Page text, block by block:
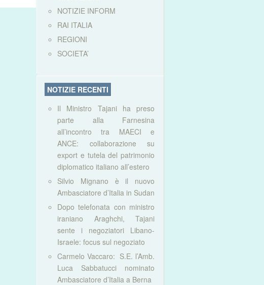
NOTIZIE INFORM
RAI ITALIA
REGIONI
SOCIETA’
NOTIZIE RECENTI
Il Ministro Tajani ha preso
parte alla Farnesina
all’incontro tra MAECI e
ANCE: collaborazione su
export e tutela del patrimonio
diplomatico italiano all’estero
Silvio Mignano è il nuovo
Ambasciatore d’Italia in Sudan
Dopo telefonata con ministro
iraniano Araghchi, Tajani
sente i negoziatori Libano-
Israele: focus sul negoziato
Carmelo Vaccaro: S.E. l’Amb.
Luca Sabbatucci nominato
Ambasciatore d’Italia a Berna